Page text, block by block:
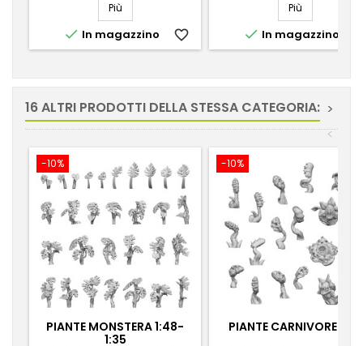
Più
 In magazzino favorite_border
Più
 In magazzino
16 ALTRI PRODOTTI DELLA STESSA CATEGORIA: >
<
-10%
PIANTE MONSTERA 1:48-
1:35
-10%
PIANTE CARNIVORE 1:48